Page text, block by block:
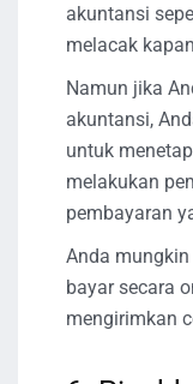
akuntansi
melacak
Namun jika
akuntansi,
untuk
melakukan
pembayaran
Anda
bayar secara
mengirimkan